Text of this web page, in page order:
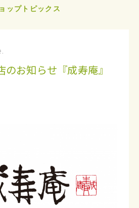
ップトピックス
お知らせ『成寿庵』